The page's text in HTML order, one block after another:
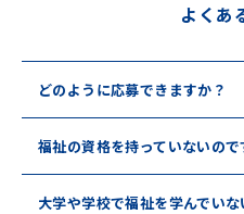
よくあ
どのように応募できますか？
福祉の資格を持っていないの
大学や学校で福祉を学んでい